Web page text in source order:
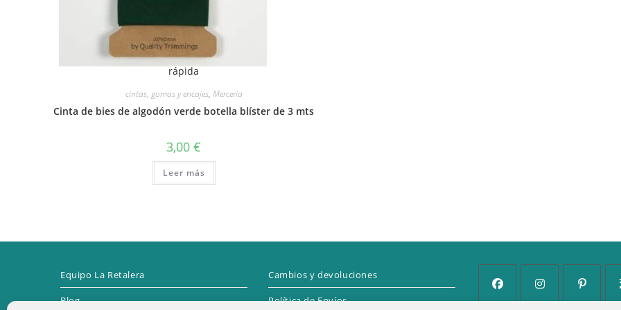
rápida
cintas, gomas y encajes, Mercería
Cinta de bies de algodón verde botella blíster de 3 mts
3,00€
Leer más
Equipo La Retalera
Blog
Cambios y devoluciones
Política de Envíos